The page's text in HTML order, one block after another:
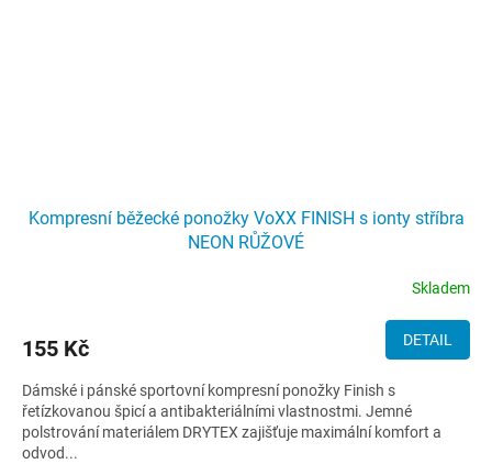
Kompresní běžecké ponožky VoXX FINISH s ionty stříbra
NEON RŮŽOVÉ
Skladem
155 Kč DETAIL
Dámské i pánské sportovní kompresní ponožky Finish s
řetízkovanou špicí a antibakteriálními vlastnostmi. Jemné
polstrování materiálem DRYTEX zajišťuje maximální komfort a
odvod...